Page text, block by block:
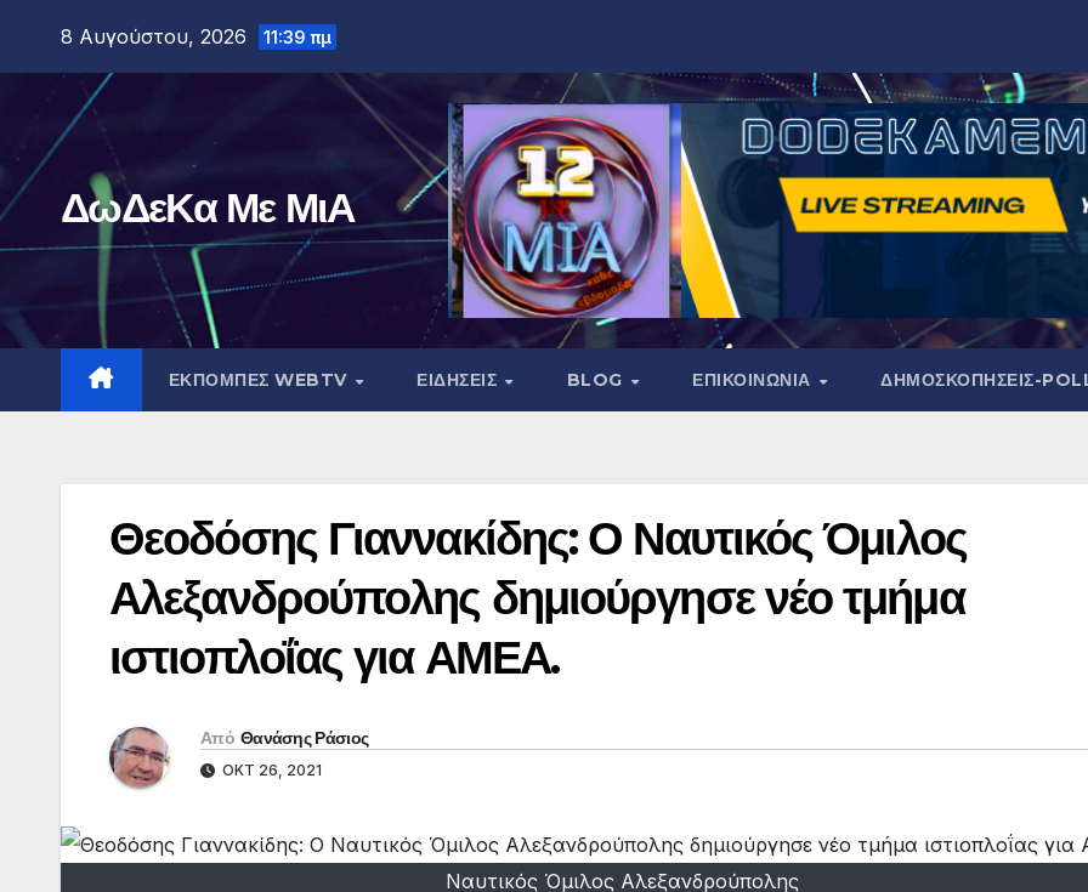
περιεχόμενο
8 Αυγούστου, 2026 11:39 πμ
ΔωΔεΚα Με ΜιΑ
ΕΚΠΟΜΠΕΣ WEBTV ΕΙΔΗΣΕΙΣ BLOG ΕΠΙΚΟΙΝΩΝΙΑ ΔΗΜΟΣΚΟΠΉΣΕΙΣ-
Θεοδόσης Γιαννακίδης: Ο Ναυτικός Όμιλος
Αλεξανδρούπολης δημιούργησε νέο τμήμα
ιστιοπλοΐας για ΑΜΕΑ.
Από Θανάσης Ράσιος
ΟΚΤ 26, 2021
Ναυτικός Όμιλος Αλεξανδρούπολης